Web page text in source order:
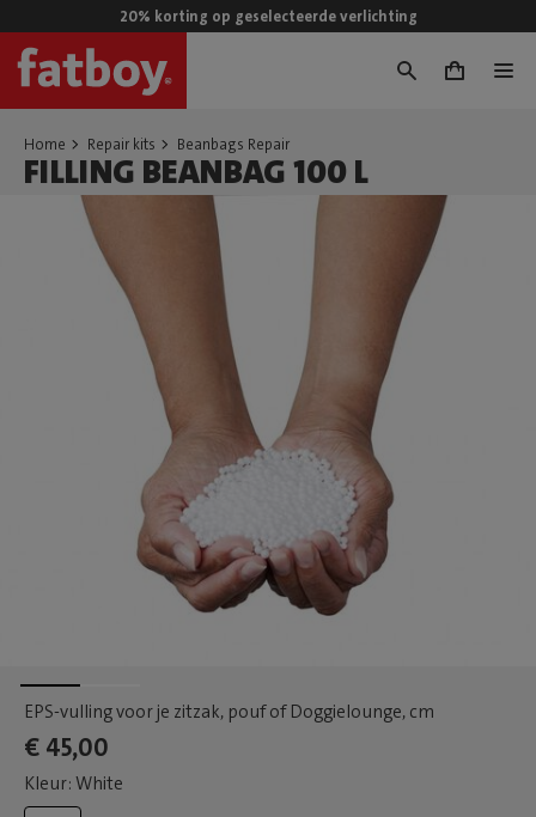
20% korting op geselecteerde verlichting
0
Home Repair kits Beanbags Repair
FILLING BEANBAG 100 L
EPS-vulling voor je zitzak, pouf of Doggielounge, cm
€ 45,00
Kleur: White